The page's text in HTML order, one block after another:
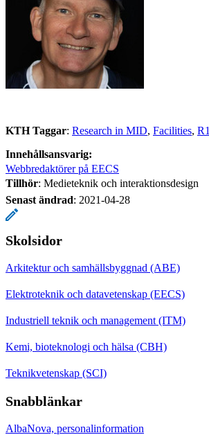
KTH Taggar: Research in MID Facilities R1
Innehållsansvarig:
Webbredaktörer på EECS
Tillhör: Medieteknik och interaktionsdesign
Senast ändrad: 2021-04-28
Skolsidor
Arkitektur och samhällsbyggnad (ABE)
Elektroteknik och datavetenskap (EECS)
Industriell teknik och management (ITM)
Kemi, bioteknologi och hälsa (CBH)
Teknikvetenskap (SCI)
Snabblänkar
AlbaNova, personalinformation